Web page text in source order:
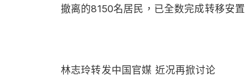
撤离的8150名居民，已全数完成转移安置
林志玲转发中国官媒 近况再掀讨论